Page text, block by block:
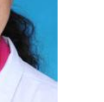
绍 内分泌代谢科